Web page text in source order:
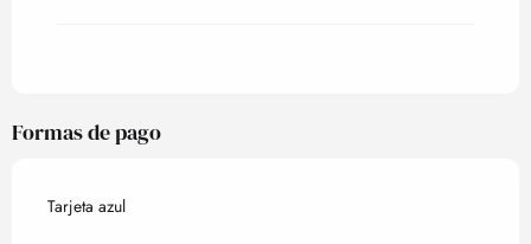
Formas de pago
Tarjeta azul